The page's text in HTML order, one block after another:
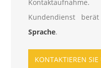
Kundendienst
Sprache.
KONTAKTIEREN SIE